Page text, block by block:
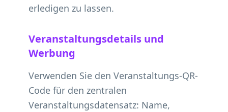
erledigen zu lassen.
Veranstaltungsdetails und
Werbung
Verwenden Sie den Veranstaltungs-QR-
Code für den zentralen
Veranstaltungsdatensatz: Name,